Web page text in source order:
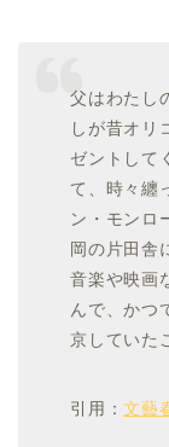
父はわたし
しが昔オリ
ゼントして
て、時々纏
ン・モンロ
岡の片田舎
音楽や映画
んで、かつ
京していた
引用：文藝